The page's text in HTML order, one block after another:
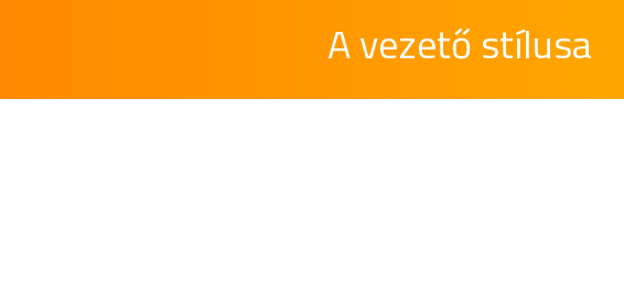
A vezető stílusa